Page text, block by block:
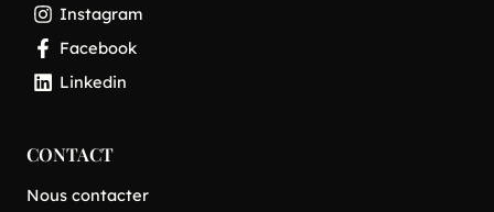
Instagram
Facebook
Linkedin
CONTACT
Nous contacter